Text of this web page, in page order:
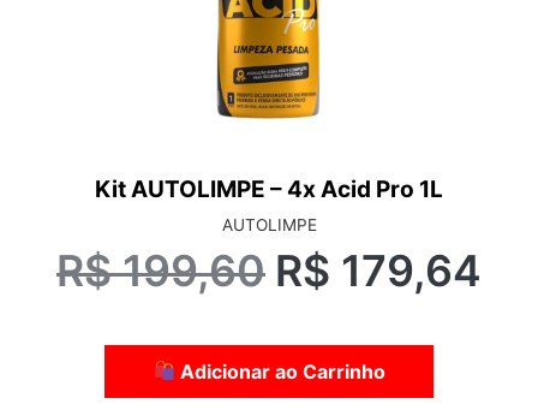
Kit AUTOLIMPE – 4x Acid Pro 1L
AUTOLIMPE
R$199,60 R$ 179,64
Adicionar ao Carrinho